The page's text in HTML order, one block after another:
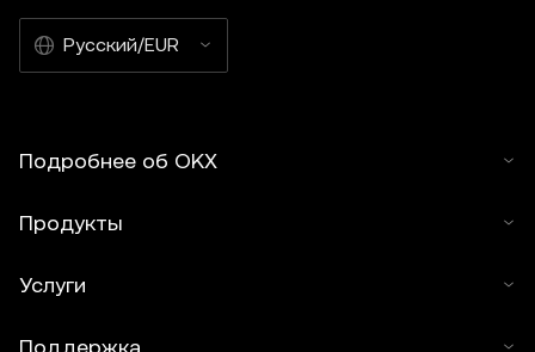
Русский/EUR
Подробнее об OKX
Продукты
Услуги
Поддержка